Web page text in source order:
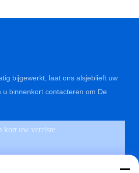
bijgewerkt, laat ons alsjeblieft uw
u binnenkort contacteren om De